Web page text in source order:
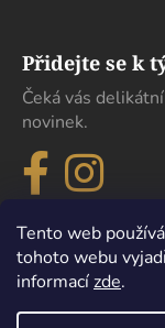
Tento web
tohoto webu
informacízde.
Přidejte se k
Čeká vás
novinek.